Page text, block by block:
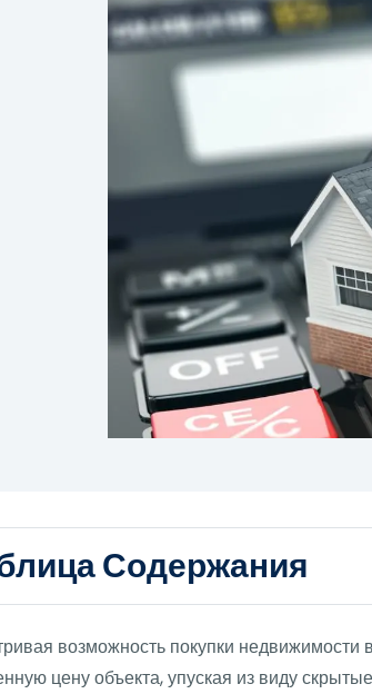
Содержания
возможность покупки
цену объекта, упуская из виду